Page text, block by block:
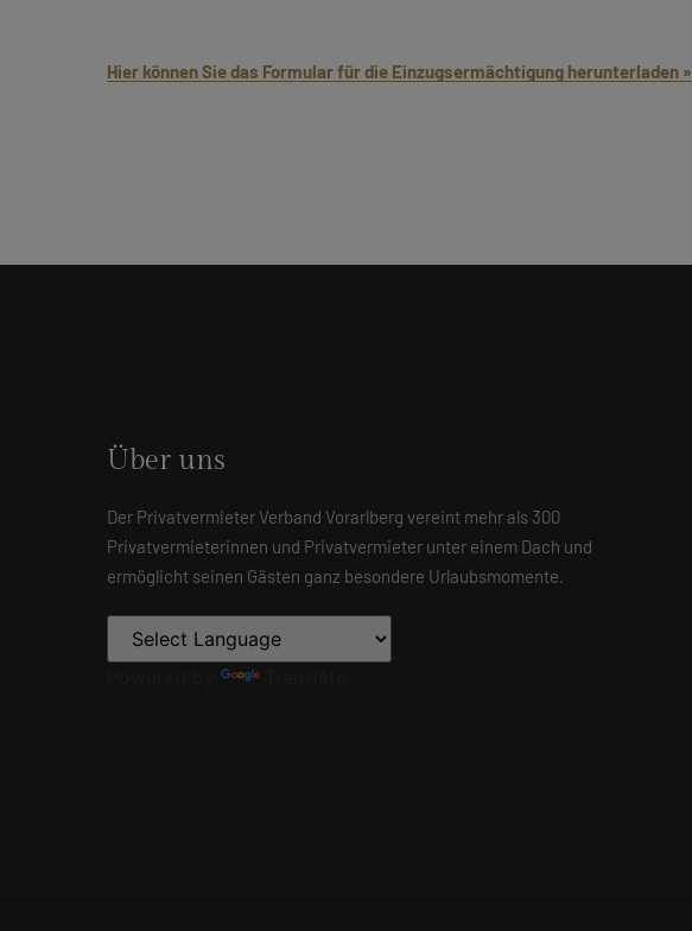
Hier können Sie das Formular für die Einzugsermächtigung herunterladen »
Über uns
Der Privatvermieter Verband Vorarlberg vereint mehr als 300
Privatvermieterinnen und Privatvermieter unter einem Dach und
ermöglicht seinen Gästen ganz besondere Urlaubsmomente.